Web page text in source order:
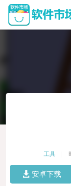
工具
安卓下载